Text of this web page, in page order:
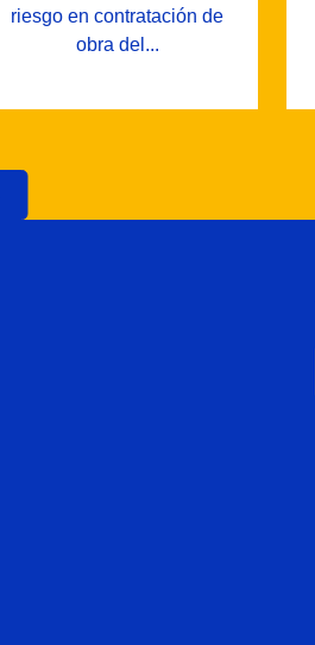
riesgo en contratación de
obra del...